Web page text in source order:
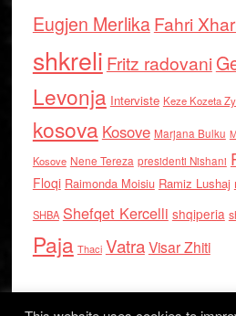
Eugjen MerlikaFahri
shkreli Fritz radovani
Levonja Interviste Keze Kozeta
kosova Kosove Marjana Bulku
Kosove Nene Tereza presidenti Nishani
Floqi Raimonda Moisiu Ramiz Lushaj
SHBA Shefqet Kercelli shqiperia
Paja Thaci VatraVisar Zhiti